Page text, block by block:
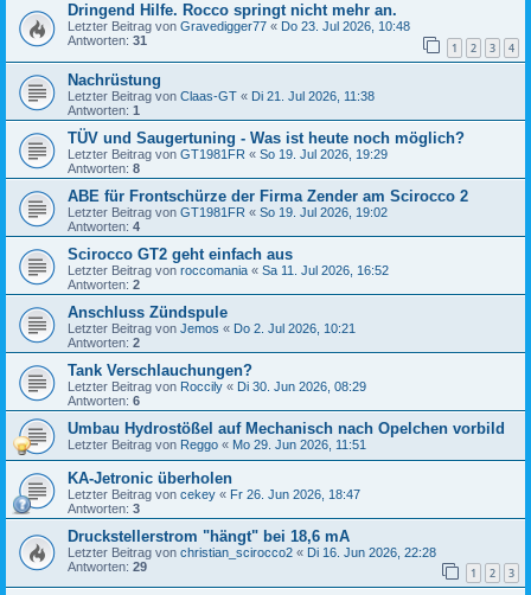
Dringend Hilfe. Rocco springt nicht mehr an.
Letzter Beitrag von Gravedigger77 « Do 23. Jul 2026, 10:48
Antworten: 31 1 2 3 4
Nachrüstung
Letzter Beitrag von Claas-GT « Di 21. Jul 2026, 11:38
Antworten: 1
TÜV und Saugertuning - Was ist heute noch möglich?
Letzter Beitrag von GT1981FR « So 19. Jul 2026, 19:29
Antworten: 8
ABE für Frontschürze der Firma Zender am Scirocco 2
Letzter Beitrag von GT1981FR « So 19. Jul 2026, 19:02
Antworten: 4
Scirocco GT2 geht einfach aus
Letzter Beitrag von roccomania « Sa 11. Jul 2026, 16:52
Antworten: 2
Anschluss Zündspule
Letzter Beitrag von Jemos « Do 2. Jul 2026, 10:21
Antworten: 2
Tank Verschlauchungen?
Letzter Beitrag von Roccily « Di 30. Jun 2026, 08:29
Antworten: 6
Umbau Hydrostößel auf Mechanisch nach Opelchen vorbild
Letzter Beitrag von Reggo « Mo 29. Jun 2026, 11:51
KA-Jetronic überholen
Letzter Beitrag von cekey « Fr 26. Jun 2026, 18:47
Antworten: 3
Druckstellerstrom "hängt" bei 18,6 mA
Letzter Beitrag von christian_scirocco2 « Di 16. Jun 2026, 22:28
Antworten: 29 1 2 3